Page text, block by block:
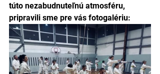
túto nezabudnuteľnú atmosféru,
pripravili sme pre vás fotogalériu: